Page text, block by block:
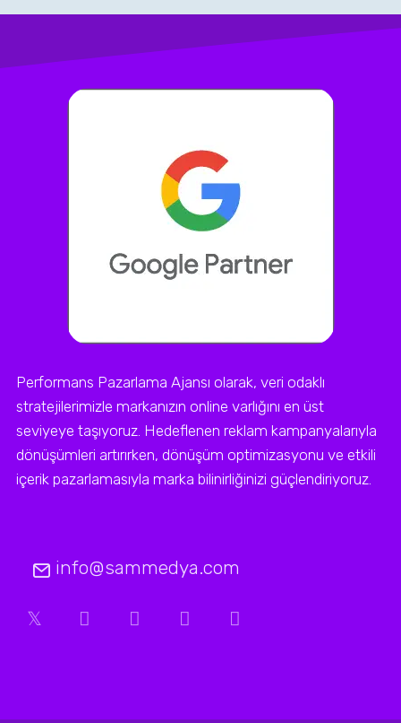
Performans Pazarlama Ajansı olarak, veri odaklı
stratejilerimizle markanızın online varlığını en üst
seviyeye taşıyoruz. Hedeflenen reklam kampanyalarıyla
dönüşümleri artırırken, dönüşüm optimizasyonu ve etkili
içerik pazarlamasıyla marka bilinirliğinizi güçlendiriyoruz.
info@sammedya.com